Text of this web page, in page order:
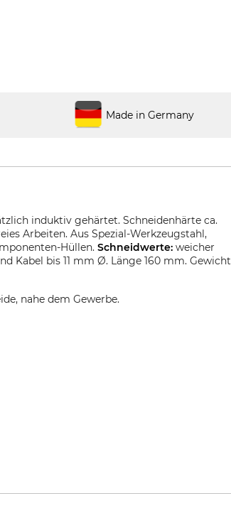
Made in Germany
induktiv gehärtet. Schneidenhärte ca.
Arbeiten. Aus Spezial-Werkzeugstahl,
Hüllen.Schneidwerte:weicher
bis 11 mm Ø. Länge 160 mm. Gewicht
nahe dem Gewerbe.